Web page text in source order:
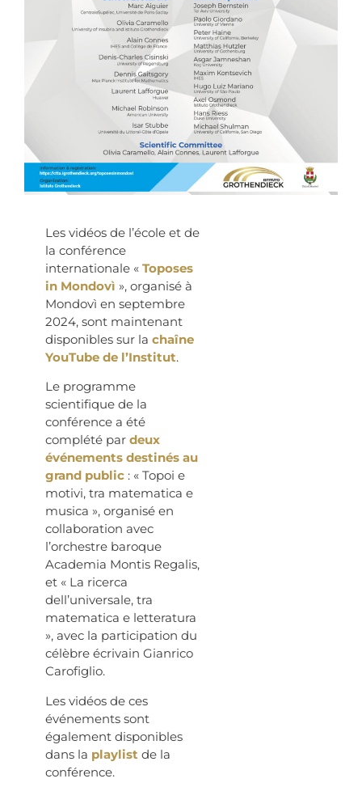
Les vidéos de l’école et de
la conférence
internationale « Toposes
in Mondovì », organisé à
Mondovì en septembre
2024, sont maintenant
disponibles sur la chaîne
YouTube de l’Institut.
Le programme
scientifique de la
conférence a été
complété par deux
événements destinés au
grand public : « Topoi e
motivi, tra matematica e
musica », organisé en
collaboration avec
l’orchestre baroque
Academia Montis Regalis,
et « La ricerca
dell’universale, tra
matematica e letteratura
», avec la participation du
célèbre écrivain Gianrico
Carofiglio.
Les vidéos de ces
événements sont
également disponibles
dans la playlist de la
conférence.